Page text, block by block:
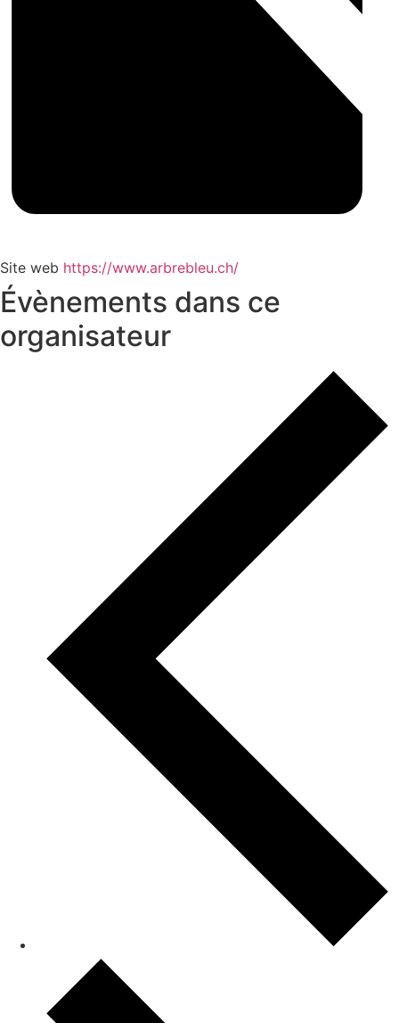
Site web https://www.arbrebleu.ch/
Évènements dans ce
organisateur